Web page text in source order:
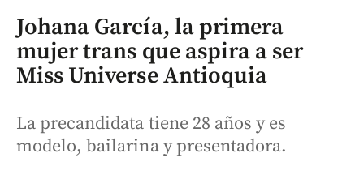
Johana García, la primera
mujer trans que aspira a ser
Miss Universe Antioquia
La precandidata tiene 28 años y es
modelo, bailarina y presentadora.